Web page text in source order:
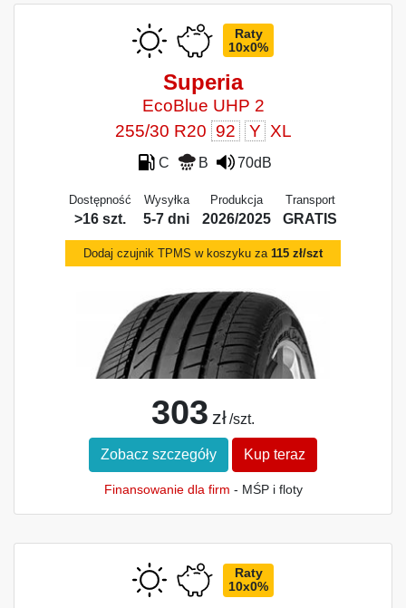
Raty
10x0%
Superia
EcoBlue UHP 2
255/30 R20 92 Y XL
C B 70dB
Dostępność
>16 szt.
Wysyłka
5-7 dni
Produkcja
2026/2025
Transport
GRATIS
Dodaj czujnik TPMS w koszyku za 115 zł/szt
303 zł /szt.
Zobacz szczegóły Kup teraz
Finansowanie dla firm - MŚP i floty
Raty
10x0%